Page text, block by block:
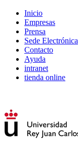
Inicio
Empresas
Prensa
Sede Electrónica
Contacto
Ayuda
intranet
tienda online